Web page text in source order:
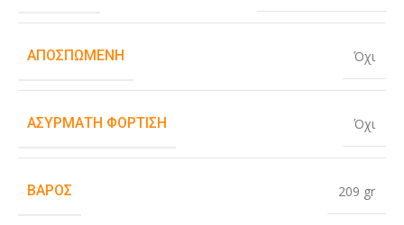
ΑΠΟΣΠΏΜΕΝΗ Όχι
ΑΣΎΡΜΑΤΗ ΦΌΡΤΙΣΗ Όχι
ΒΆΡΟΣ 209 gr